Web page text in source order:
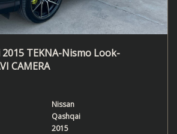
TEKNA-Nismo Look-
CAMERA
Nissan
Qashqai
2015